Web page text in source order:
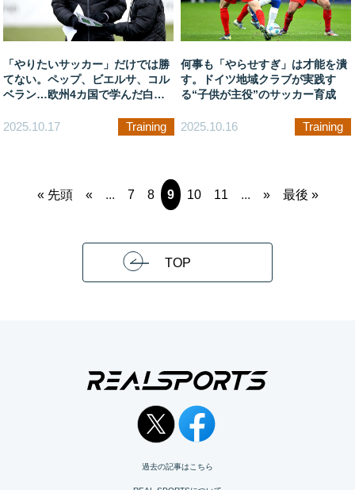
「やりたいサッカー」だけでは勝
てない。ペップ、ビエルサ、コル
ベラン…欧州4カ国で学んだ白石
2025.10.17 Training
何事も「やらせすぎ」は才能を潰
す。ドイツ地域クラブが実践す
る“子供が主役”のサッカー育成
2025.10.16 Training
« 先頭 « ... 7 8 9 10 11 ... » 最後 »
TOP
過去の記事はこちら